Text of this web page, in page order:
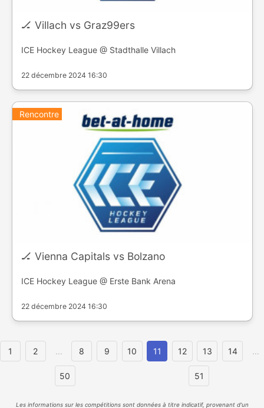
🏒 Villach vs Graz99ers
ICE Hockey League @ Stadthalle Villach
22 décembre 2024 16:30
Rencontre
🏒 Vienna Capitals vs Bolzano
ICE Hockey League @ Erste Bank Arena
22 décembre 2024 16:30
1 2 ... 8 9 10 11 12 13 14 ...
50 51
Les informations sur les compétitions sont données à titre indicatif, provenant d'un